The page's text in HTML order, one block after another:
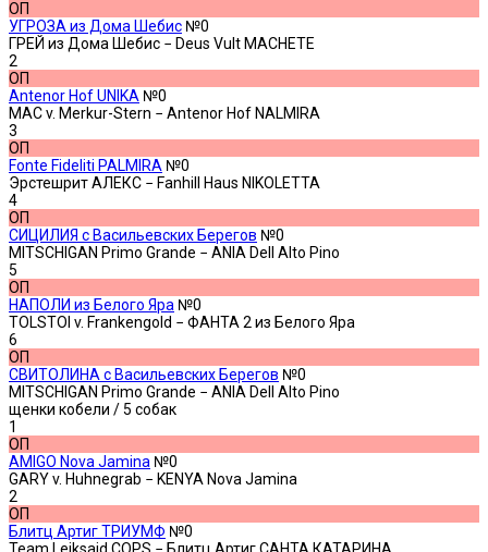
ОП
УГРОЗА из Дома Шебис №0
ГРЕЙ из Дома Шебис − Deus Vult MACHETE
2
ОП
Antenor Hof UNIKA №0
MAC v. Merkur-Stern − Antenor Hof NALMIRA
3
ОП
Fonte Fideliti PALMIRA №0
Эрстешрит АЛЕКС − Fanhill Haus NIKOLETTA
4
ОП
СИЦИЛИЯ с Васильевских Берегов №0
MITSCHIGAN Primo Grande − ANIA Dell Alto Pino
5
ОП
НАПОЛИ из Белого Яра №0
TOLSTOI v. Frankengold − ФАНТА 2 из Белого Яра
6
ОП
СВИТОЛИНА с Васильевских Берегов №0
MITSCHIGAN Primo Grande − ANIA Dell Alto Pino
щенки кобели / 5 собак
1
ОП
AMIGO Nova Jamina №0
GARY v. Huhnegrab − KENYA Nova Jamina
2
ОП
Блитц Артиг ТРИУМФ №0